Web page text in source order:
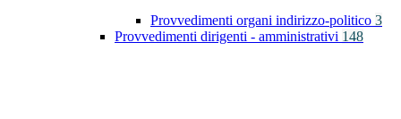
Provvedimenti organi indirizzo-politico 3
Provvedimenti dirigenti - amministrativi 148